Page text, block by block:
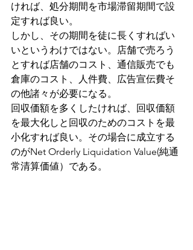
ければ、処分期間を市場滞留期間で設
定すれば良い。
しかし、その期間を徒に長くすればい
いというわけではない。店舗で売ろう
とすれば店舗のコスト、通信販売でも
倉庫のコスト、人件費、広告宣伝費そ
の他諸々が必要になる。
回収価額を多くしたければ、回収価額
を最大化しと回収のためのコストを最
小化すれば良い。その場合に成立する
のがNet Orderly Liquidation Value(純通
常清算価値）である。